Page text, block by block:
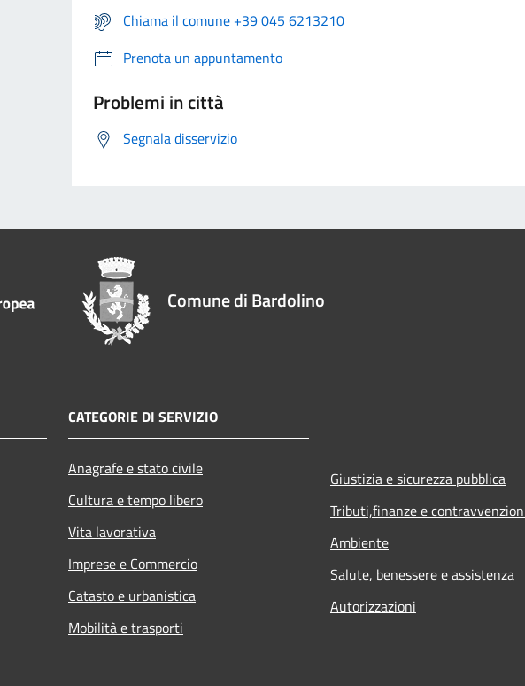
Chiama il comune +39 045 6213210
Prenota un appuntamento
Problemi in città
Segnala disservizio
Comune di Bardolino
CATEGORIE DI SERVIZIO
Anagrafe e stato civile
Cultura e tempo libero
Vita lavorativa
Imprese e Commercio
Catasto e urbanistica
Mobilità e trasporti
Giustizia e sicurezza pubblica
Tributi,finanze e
Ambiente
Salute, benessere e assistenza
Autorizzazioni